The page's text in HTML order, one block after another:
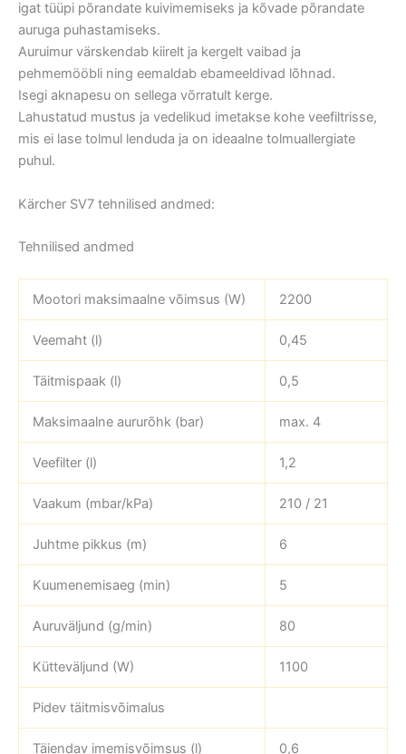
igat tüüpi põrandate kuivimemiseks ja kõvade põrandate
auruga puhastamiseks.
Auruimur värskendab kiirelt ja kergelt vaibad ja
pehmemööbli ning eemaldab ebameeldivad lõhnad.
Isegi aknapesu on sellega võrratult kerge.
Lahustatud mustus ja vedelikud imetakse kohe veefiltrisse,
mis ei lase tolmul lenduda ja on ideaalne tolmuallergiate
puhul.
Kärcher SV7 tehnilised andmed:
Tehnilised andmed
Mootori maksimaalne võimsus (W) 2200
Veemaht (l) 0,45
Täitmispaak (l) 0,5
Maksimaalne aururõhk (bar) max. 4
Veefilter (l) 1,2
Vaakum (mbar/kPa) 210 / 21
Juhtme pikkus (m) 6
Kuumenemisaeg (min) 5
Auruväljund (g/min) 80
Kütteväljund (W) 1100
Pidev täitmisvõimalus
Täiendav imemisvõimsus (l) 0,6